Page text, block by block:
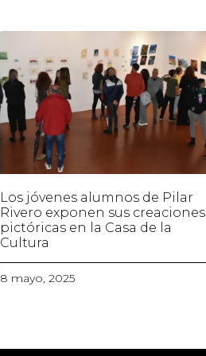
Los jóvenes alumnos de Pilar
Rivero exponen sus creaciones
pictóricas en la Casa de la
Cultura
8 mayo, 2025